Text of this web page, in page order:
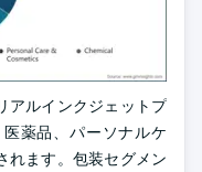
アルインクジェットプ
薬品、パーソナルケ
れます。包装セグメン